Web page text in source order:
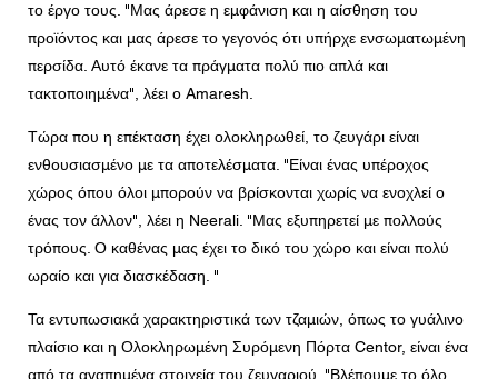
το έργο τους. "Μας άρεσε η εμφάνιση και η αίσθηση του
προϊόντος και μας άρεσε το γεγονός ότι υπήρχε ενσωματωμένη
περσίδα. Αυτό έκανε τα πράγματα πολύ πιο απλά και
τακτοποιημένα", λέει ο Amaresh.
Τώρα που η επέκταση έχει ολοκληρωθεί, το ζευγάρι είναι
ενθουσιασμένο με τα αποτελέσματα. "Είναι ένας υπέροχος
χώρος όπου όλοι μπορούν να βρίσκονται χωρίς να ενοχλεί ο
ένας τον άλλον", λέει η Neerali. "Μας εξυπηρετεί με πολλούς
τρόπους. Ο καθένας μας έχει το δικό του χώρο και είναι πολύ
ωραίο και για διασκέδαση. "
Τα εντυπωσιακά χαρακτηριστικά των τζαμιών, όπως το γυάλινο
πλαίσιο και η Ολοκληρωμένη Συρόμενη Πόρτα Centor, είναι ένα
από τα αγαπημένα στοιχεία του ζευγαριού. "Βλέπουμε το όλο